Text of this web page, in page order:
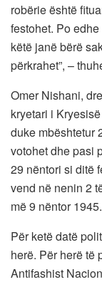
robërie është
festohet. Po
këtë janë bërë
përkrahet”, –
Omer Nishani,
kryetari i
duke mbështetur
votohet dhe pasi
29 nëntori si ditë
vend në nenin 2
më 9 nëntor 1945.
Për ketë datë
herë. Për herë të
Antifashist